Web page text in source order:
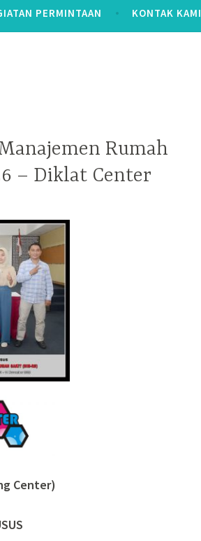
PERMINTAAN KONTAK KAMI
Rumah
– Diklat Center
Center)